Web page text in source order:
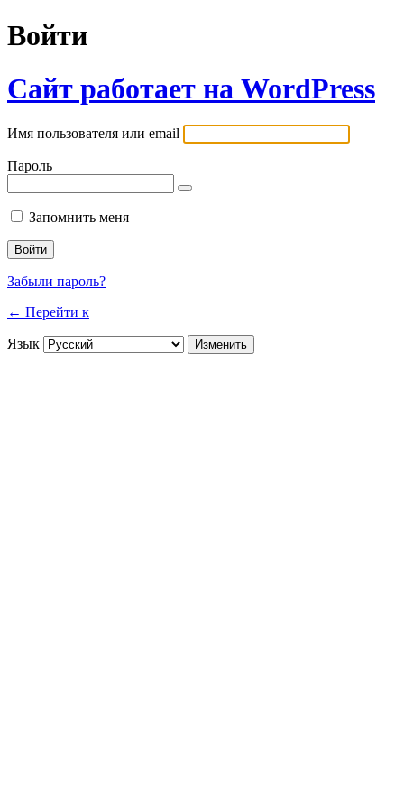
Войти
Сайт работает на WordPress
Имя пользователя или email
Пароль
Запомнить меня
Забыли пароль?
← Перейти к
Язык